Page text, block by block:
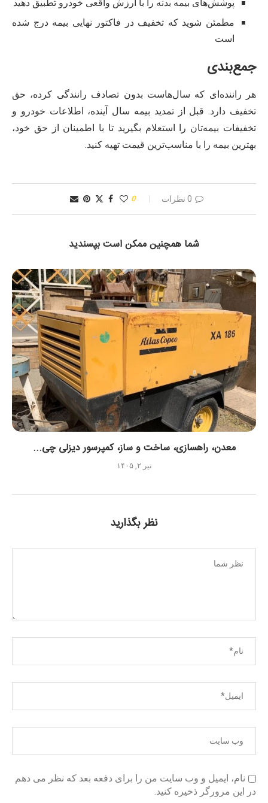
پوشش‌های بیمه بدنه را با ارزش واقعی خودرو تطبیق دهید
مطمئن شوید که تخفیف در فاکتور نهایی بیمه درج شده
است
جمع‌بندی
هر راننده‌ای که سال‌هاست بدون تصادف رانندگی کرده، حق
تخفیف دارد. قبل از تمدید بیمه سال آینده، اطلاعات خودرو و
تخفیفات بیمه‌تان را استعلام بگیرید تا با اطمینان از حق خود،
بهترین بیمه را با مناسب‌ترین قیمت تهیه کنید.
0 نظرات 0
شما همچنین ممکن است بپسندید
معدن، راهسازی، ساخت و ساز، کمپرسور دیزلی چی...
تیر ۲, ۱۴۰۵
نظر بگذارید
نام، ایمیل و وب سایت من را برای دفعه بعد که نظر می دهم
در این مرورگر ذخیره کنید.